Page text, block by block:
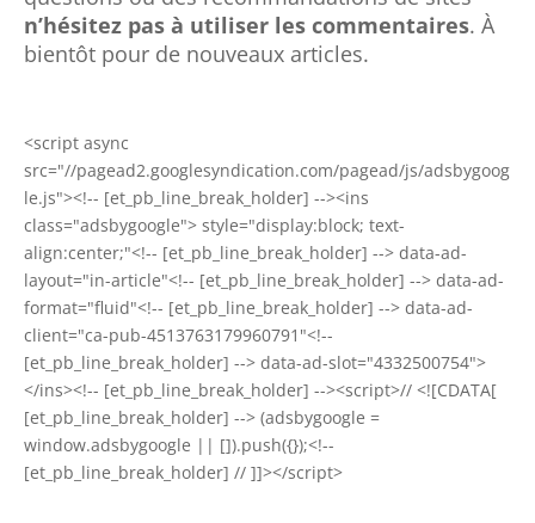
n’hésitez pas à utiliser les commentaires. À
bientôt pour de nouveaux articles.
<script async
src="//pagead2.googlesyndication.com/pagead/js/adsbygoog
le.js"><!-- [et_pb_line_break_holder] --><ins
class="adsbygoogle"> style="display:block; text-
align:center;"<!-- [et_pb_line_break_holder] --> data-ad-
layout="in-article"<!-- [et_pb_line_break_holder] --> data-ad-
format="fluid"<!-- [et_pb_line_break_holder] --> data-ad-
client="ca-pub-4513763179960791"<!--
[et_pb_line_break_holder] --> data-ad-slot="4332500754">
</ins><!-- [et_pb_line_break_holder] --><script>// <![CDATA[
[et_pb_line_break_holder] --> (adsbygoogle =
window.adsbygoogle || []).push({});<!--
[et_pb_line_break_holder] // ]]></script>